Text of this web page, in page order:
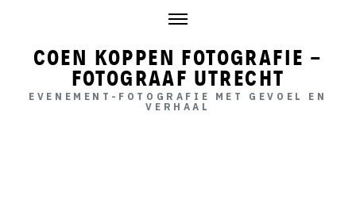
contentCOEN KOPPEN FOTOGRAFIE -
FOTOGRAAF UTRECHT
EVENEMENT-FOTOGRAFIE MET GEVOEL EN
VERHAAL